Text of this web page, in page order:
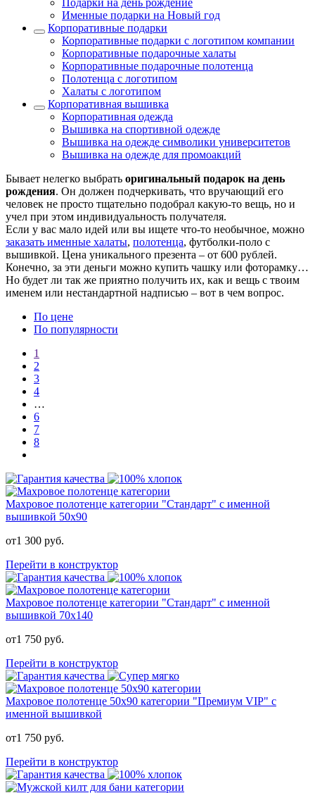
Подарки на день рождение
Именные подарки на Новый год
Корпоративные подарки
Корпоративные подарки с логотипом компании
Корпоративные подарочные халаты
Корпоративные подарочные полотенца
Полотенца с логотипом
Халаты с логотипом
Корпоративная вышивка
Корпоративная одежда
Вышивка на спортивной одежде
Вышивка на одежде символики университетов
Вышивка на одежде для промоакций
Бывает нелегко выбрать оригинальный подарок на день
рождения. Он должен подчеркивать, что вручающий его
человек не просто тщательно подобрал какую-то вещь, но и
учел при этом индивидуальность получателя.
Если у вас мало идей или вы ищете что-то необычное, можно
заказать именные халаты, полотенца, футболки-поло с
вышивкой. Цена уникального презента – от 600 рублей.
Конечно, за эти деньги можно купить чашку или фоторамку…
Но будет ли так же приятно получить их, как и вещь с твоим
именем или нестандартной надписью – вот в чем вопрос.
По цене
По популярности
1
2
3
4
…
6
7
8
Махровое полотенце категории "Стандарт" с именной
вышивкой 50x90
от1 300 руб.
Перейти в конструктор
Махровое полотенце категории "Стандарт" с именной
вышивкой 70x140
от1 750 руб.
Перейти в конструктор
Махровое полотенце 50х90 категории "Премиум VIP" с
именной вышивкой
от1 750 руб.
Перейти в конструктор